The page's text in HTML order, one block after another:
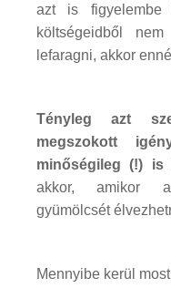
azt is figyelembe
költségeidből
lefaragni, akkor
Tényleg azt
megszokott
minőségileg (!) is
akkor, amikor a
gyümölcsét
Mennyibe kerül